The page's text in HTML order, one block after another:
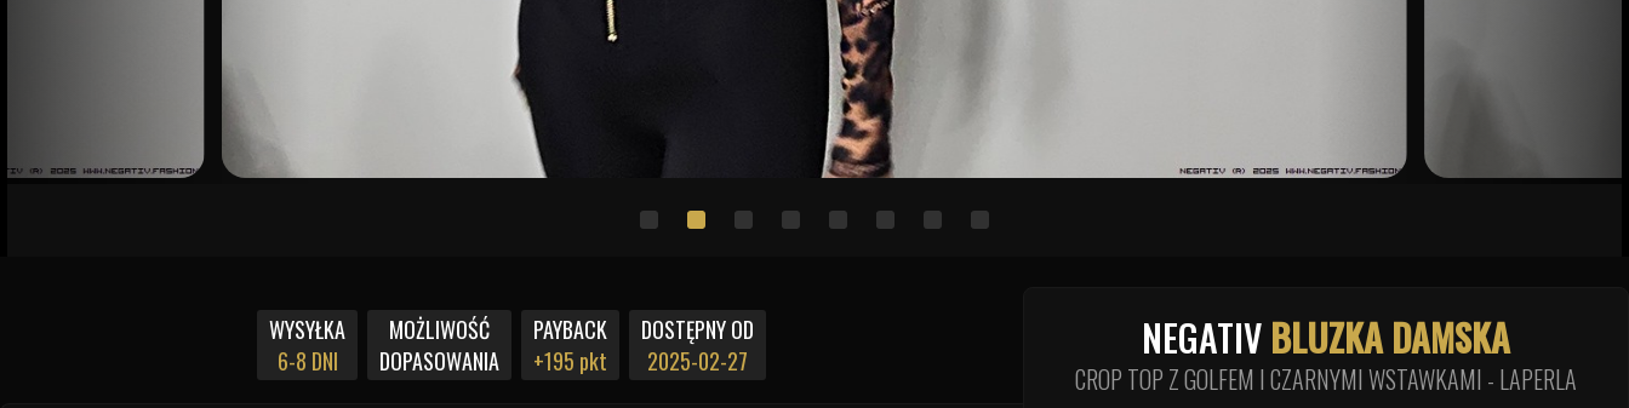
WYSYŁKA
6-8 DNI
MOŻLIWOŚĆ
DOPASOWANIA
PAYBACK
+195 pkt
DOSTĘPNY OD
2025-02-27
NEGATIV BLUZKA DAMSKA
CROP TOP Z GOLFEM I CZARNYMI WSTAWKAMI - LAPERLA